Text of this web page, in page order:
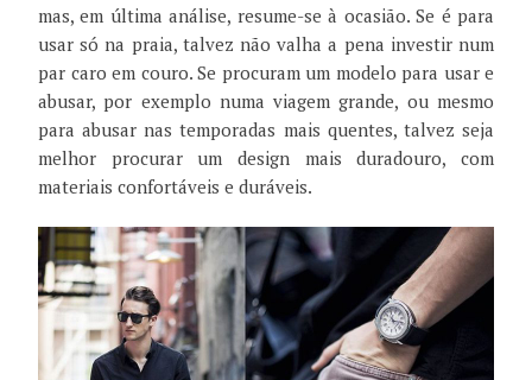
mas, em última análise, resume-se à ocasião. Se é para
usar só na praia, talvez não valha a pena investir num
par caro em couro. Se procuram um modelo para usar e
abusar, por exemplo numa viagem grande, ou mesmo
para abusar nas temporadas mais quentes, talvez seja
melhor procurar um design mais duradouro, com
materiais confortáveis e duráveis.